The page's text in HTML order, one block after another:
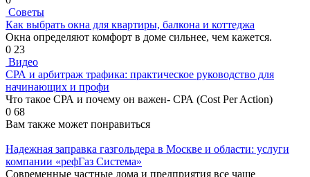
Советы
Как выбрать окна для квартиры, балкона и коттеджа
Окна определяют комфорт в доме сильнее, чем кажется.
0 23
Видео
СРА и арбитраж трафика: практическое руководство для
начинающих и профи
Что такое СРА и почему он важен- СРА (Cost Per Action)
0 68
Вам также может понравиться
Надежная заправка газгольдера в Москве и области: услуги
компании «рефГаз Система»
Современные частные дома и предприятия все чаще